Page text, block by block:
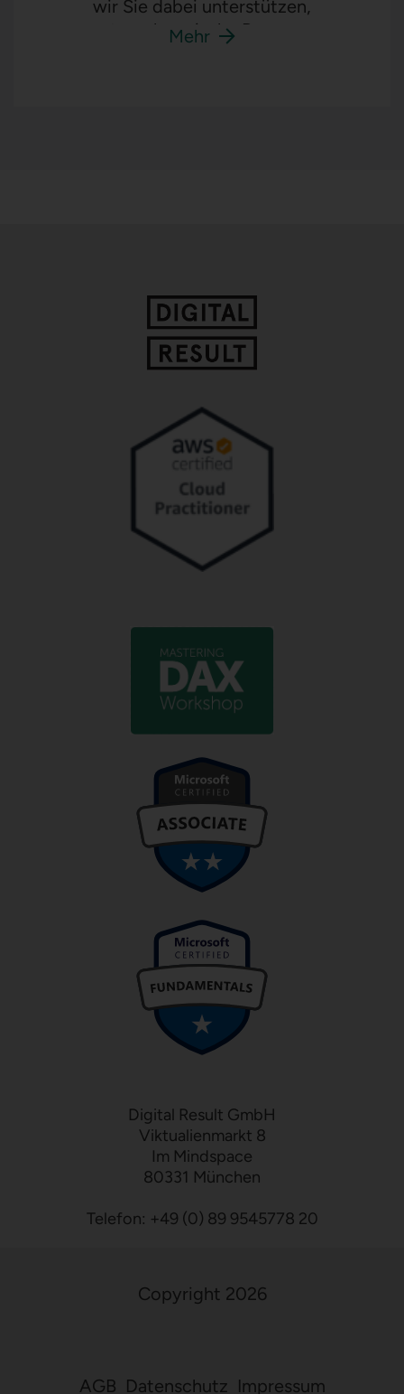
wir Sie dabei unterstützen,
unternehmerische Prozesse
Mehr
Digital Result GmbH
Viktualienmarkt 8
Im Mindspace
80331 München
Telefon: +49 (0) 89 9545778 20
Copyright 2026
AGB Datenschutz Impressum